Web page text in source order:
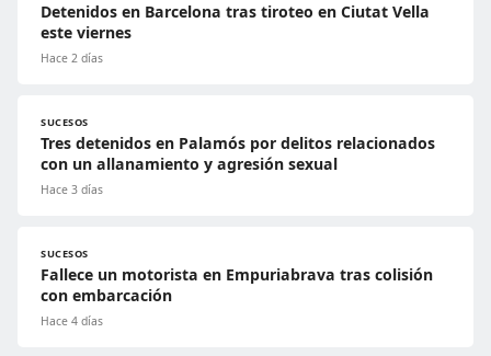
Detenidos en Barcelona tras tiroteo en Ciutat Vella
este viernes
Hace 2 días
SUCESOS
Tres detenidos en Palamós por delitos relacionados
con un allanamiento y agresión sexual
Hace 3 días
SUCESOS
Fallece un motorista en Empuriabrava tras colisión
con embarcación
Hace 4 días